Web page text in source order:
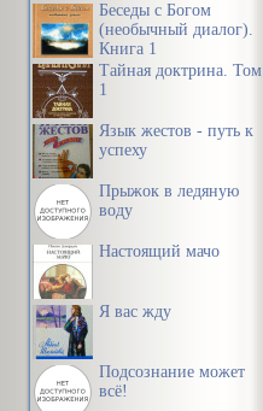
Беседы с Богом
(необычный диалог).
Книга 1
Тайная доктрина. Том
1
Язык жестов - путь к
успеху
Прыжок в ледяную
воду
Настоящий мачо
Я вас жду
Подсознание может
всё!